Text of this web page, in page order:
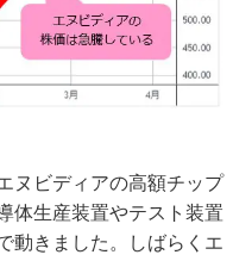
ヌビディアの高額チップ
体生産装置やテスト装置
動きました。しばらくエ